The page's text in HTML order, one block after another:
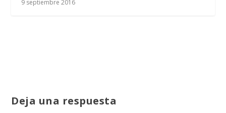
9 septiembre 2016
Deja una respuesta